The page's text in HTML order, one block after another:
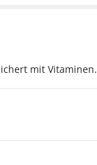
mit Vitaminen.